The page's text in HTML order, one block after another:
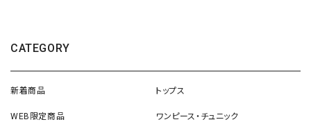
CATEGORY
新着商品
WEB限定商品
トップス
ワンピース・チュニック